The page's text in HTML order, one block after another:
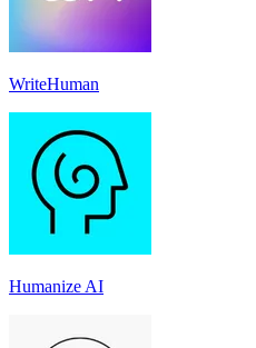
WriteHuman
Humanize AI